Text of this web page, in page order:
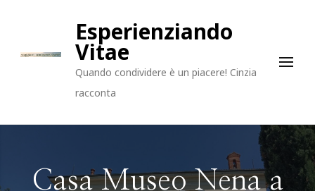
Esperienziando
Vitae
Quando condividere è un piacere! Cinzia
racconta
Casa Museo Nena a